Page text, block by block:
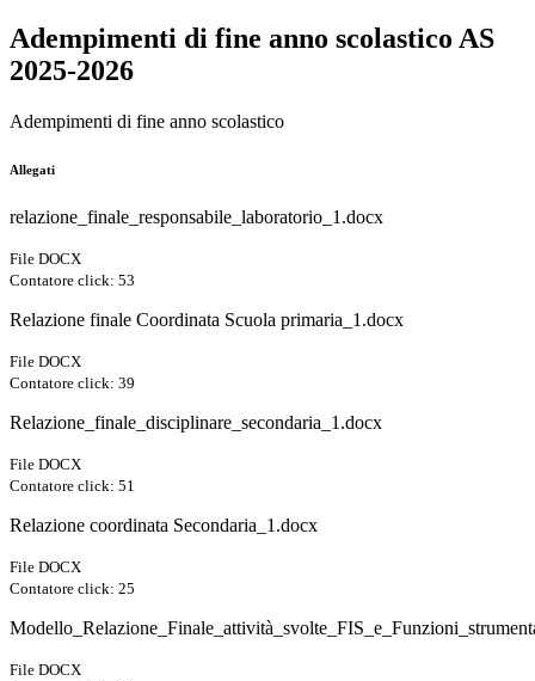
Adempimenti di fine anno scolastico AS
2025-2026
Adempimenti di fine anno scolastico
Allegati
relazione_finale_responsabile_laboratorio_1.docx
File DOCX
Contatore click: 53
Relazione finale Coordinata Scuola primaria_1.docx
File DOCX
Contatore click: 39
Relazione_finale_disciplinare_secondaria_1.docx
File DOCX
Contatore click: 51
Relazione coordinata Secondaria_1.docx
File DOCX
Contatore click: 25
File DOCX